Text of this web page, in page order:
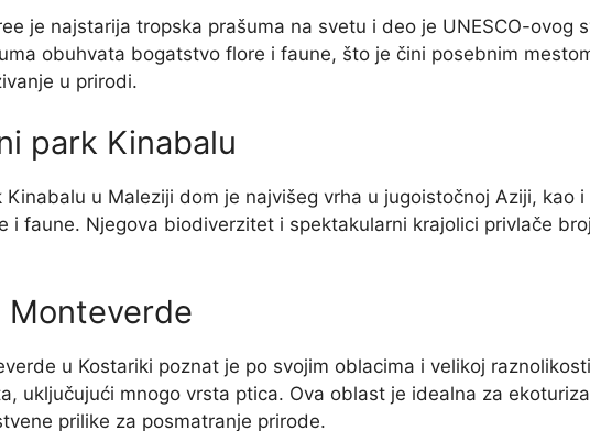
je najstarija tropska prašuma na svetu i deo je UNESCO-ovog
obuhvata bogatstvo flore i faune, što je čini posebnim
u prirodi.
park Kinabalu
Kinabalu u Maleziji dom je najvišeg vrha u jugoistočnoj Aziji, kao i
i faune. Njegova biodiverzitet i spektakularni krajolici privlače
Monteverde
u Kostariki poznat je po svojim oblacima i velikoj raznolikosti
uključujući mnogo vrsta ptica. Ova oblast je idealna za
prilike za posmatranje prirode.